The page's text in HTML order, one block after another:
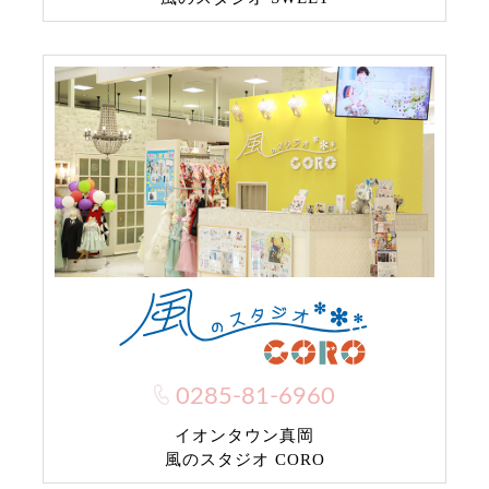
0285-81-6960
イオンタウン真岡
風のスタジオ CORO